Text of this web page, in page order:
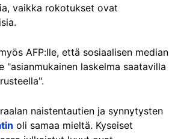
vaikka rokotukset ovat
AFP:lle, että sosiaalisen median
"asianmukainen laskelma saatavilla
naistentautien ja synnytysten
oli samaa mieltä. Kyseiset